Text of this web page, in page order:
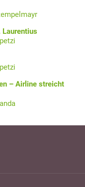
Laurentius
– Airline streicht